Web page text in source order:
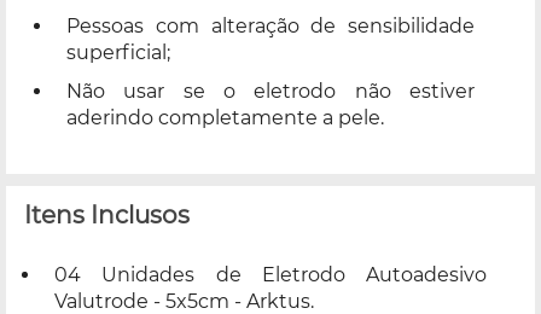
Pessoas com alteração de sensibilidade
superficial;
Não usar se o eletrodo não estiver
aderindo completamente a pele.
Itens Inclusos
04 Unidades de Eletrodo Autoadesivo
Valutrode - 5x5cm - Arktus.